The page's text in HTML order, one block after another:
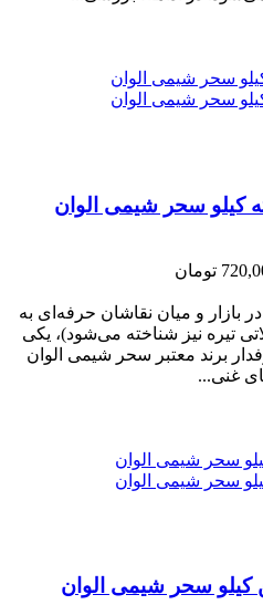
کیلو سحر شیمی الوان
تومان
بازار و میان نقاشان حرفه‌ای به
مثل کد ۶۱۸ یا شکلاتی تیره نیز شناخته می‌شود)، یکی
برند معتبر سحر شیمی الوان
غنی...
سحر شیمی الوان